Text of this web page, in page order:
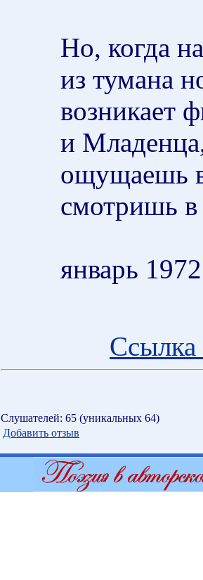
Но, когда
из тумана
возникает
и
ощущаешь в
смотришь в
январь 1972
Ссылка
Слушателей: 65 (уникальных 64)
Добавить отзыв